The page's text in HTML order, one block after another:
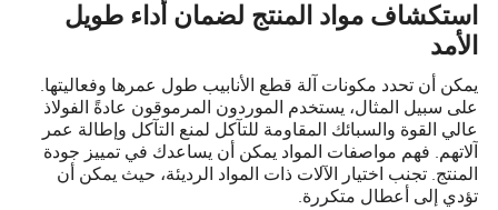
استكشاف مواد المنتج لضمان أداء طويل
الأمد
يمكن أن تحدد مكونات آلة قطع الأنابيب طول عمرها وفعاليتها.
على سبيل المثال، يستخدم الموردون المرموقون عادةً الفولاذ
عالي القوة والسبائك المقاومة للتآكل لمنع التآكل وإطالة عمر
آلاتهم. فهم مواصفات المواد يمكن أن يساعدك في تمييز جودة
المنتج. تجنب اختيار الآلات ذات المواد الرديئة، حيث يمكن أن
تؤدي إلى أعطال متكررة.